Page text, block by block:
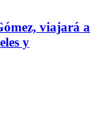
viajará a
y